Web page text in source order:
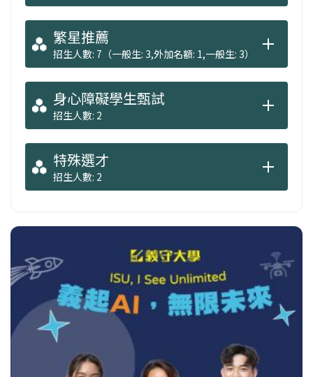
繁星推薦
招生人數: 7（一般生: 3,外加名額: 1,一般生: 3）
身心障礙學生甄試
招生人數: 2
特殊選才
招生人數: 2